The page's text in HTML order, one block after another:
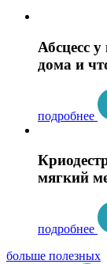
Абсцесс
дома и
подробнее
мягкий
подробнее
больше полезных